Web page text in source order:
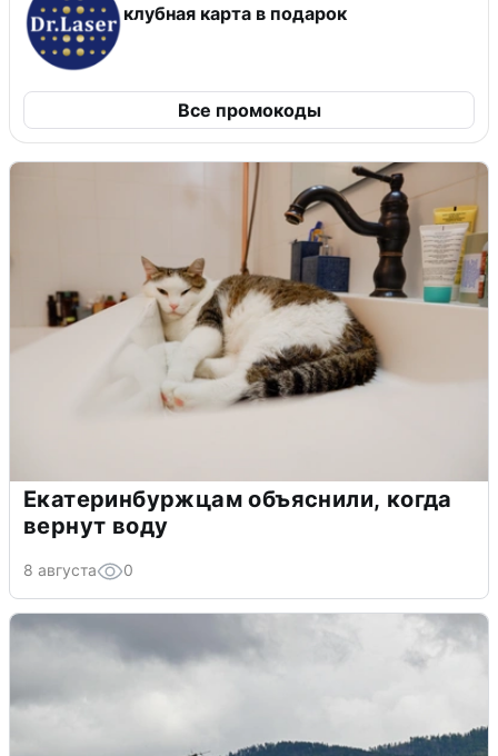
клубная карта в подарок
Все промокоды
Екатеринбуржцам объяснили, когда
вернут воду
8 августа 0